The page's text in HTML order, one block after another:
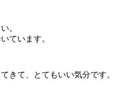
。
ています。
きて、とてもいい気分です。